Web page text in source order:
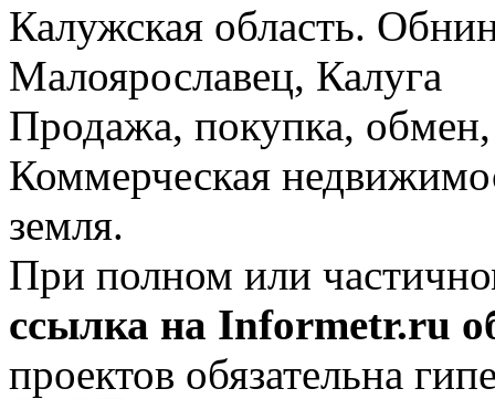
Калужская область.
Малоярославец, Калуга
Продажа, покупка, обмен,
Коммерческая
земля.
При полном или
ссылка на Informetr.ru
проектов обязательна